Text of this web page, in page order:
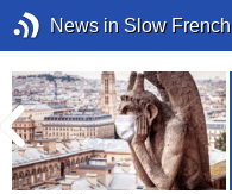
News in Slow French